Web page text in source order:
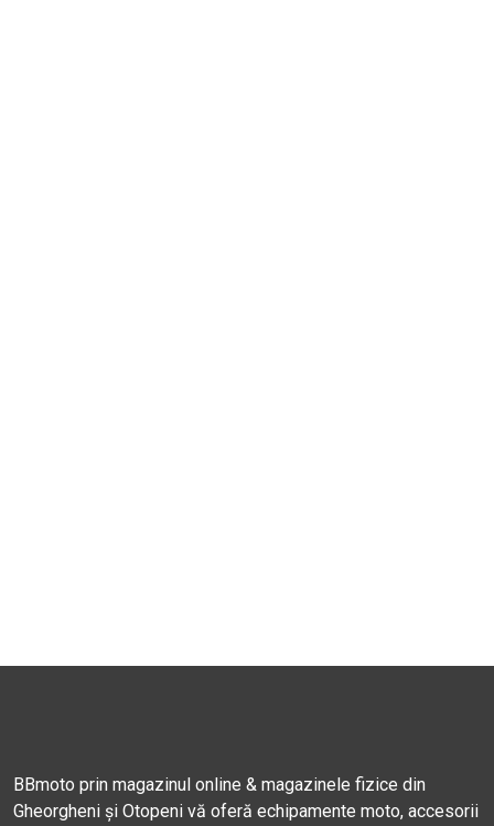
BBmoto prin magazinul online & magazinele fizice din
Gheorgheni și Otopeni vă oferă echipamente moto, accesorii